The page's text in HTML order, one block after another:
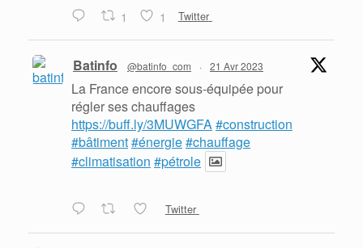
1 1 Twitter
Batinfo @batinfo_com · 21 Avr 2023
La France encore sous-équipée pour
régler ses chauffages
https://buff.ly/3MUWGFA#construction
#bâtiment#énergie#chauffage
#climatisation #pétrole
Twitter